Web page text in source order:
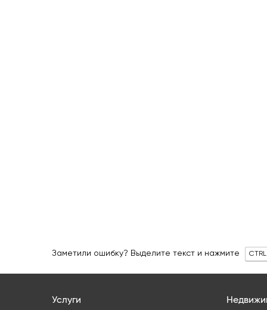
Заметили ошибку? Выделите текст и нажмите CTRL
Услуги